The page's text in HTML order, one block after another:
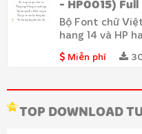
- HP0015) Full
Bộ Font chữ
hang 14 và HP
Miễn phí
TOP DOWNLOAD